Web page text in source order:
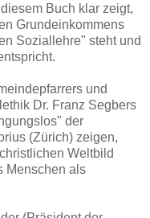
Buch klar zeigt,
Grundeinkommens
Soziallehre" steht und
und
Dr. Franz Segbers
der
(Zürich) zeigen,
Weltbild
Menschen als